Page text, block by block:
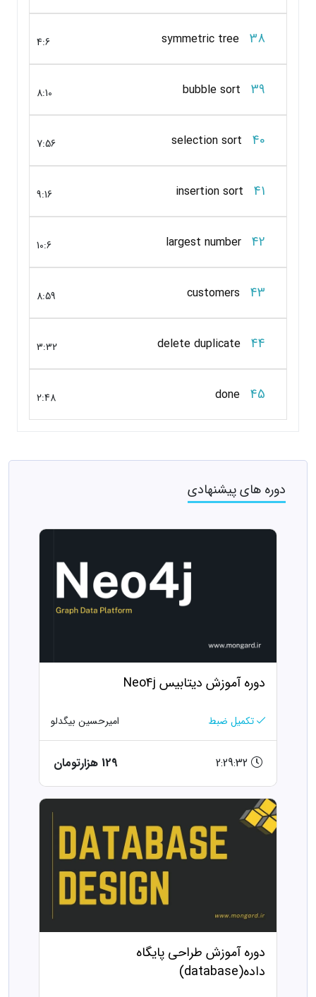
38
symmetric tree
4:6
39
bubble sort
8:10
40
selection sort
7:56
41
insertion sort
9:16
42
largest number
10:6
43
customers
8:59
44
delete duplicate
3:32
45
done
2:48
دوره های پیشنهادی
دوره آموزش دیتابیس Neo4j
تکمیل ضبط امیرحسین بیگدلو
129 هزارتومان
دوره آموزش طراحی پایگاه
داده(database)